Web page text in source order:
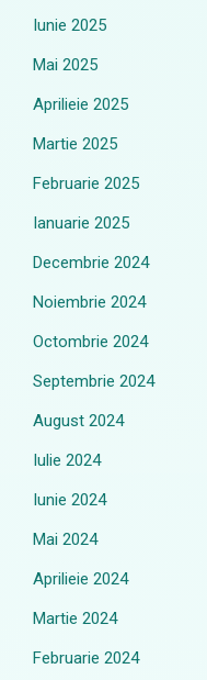
Iunie 2025
Mai 2025
Aprilieie 2025
Martie 2025
Februarie 2025
Ianuarie 2025
Decembrie 2024
Noiembrie 2024
Octombrie 2024
Septembrie 2024
August 2024
Iulie 2024
Iunie 2024
Mai 2024
Aprilieie 2024
Martie 2024
Februarie 2024